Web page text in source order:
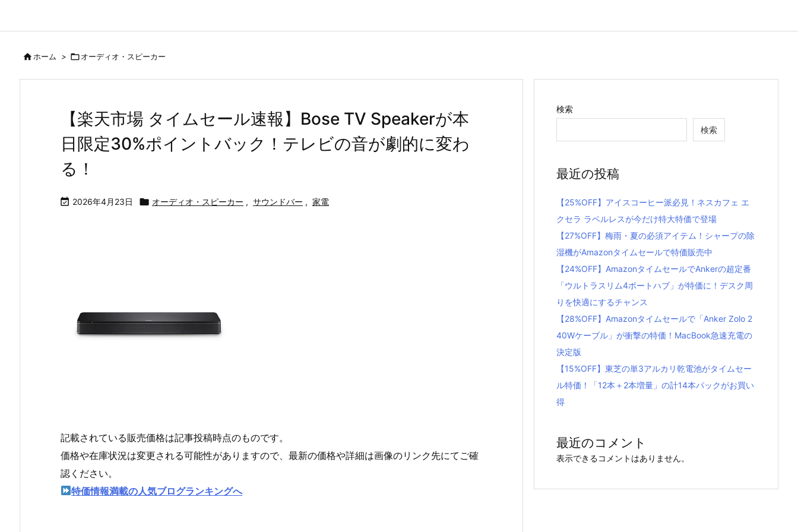
ホーム > オーディオ・スピーカー
【楽天市場 タイムセール速報】Bose TV Speakerが本
日限定30%ポイントバック！テレビの音が劇的に変わ
る！
 2026年4月23日  オーディオ・スピーカー , サウンドバー , 家電
記載されている販売価格は記事投稿時点のものです。
価格や在庫状況は変更される可能性がありますので、最新の価格や詳細は画像のリンク先にてご確
認ください。
特価情報満載の人気ブログランキングへ
検索
検索
最近の投稿
【25%OFF】アイスコーヒー派必見！ネスカフェ エ
クセラ ラベルレスが今だけ特大特価で登場
【27%OFF】梅雨・夏の必須アイテム！シャープの除
湿機がAmazonタイムセールで特価販売中
【24%OFF】AmazonタイムセールでAnkerの超定番
「ウルトラスリム4ポートハブ」が特価に！デスク周
りを快適にするチャンス
【28%OFF】Amazonタイムセールで「Anker Zolo 2
40Wケーブル」が衝撃の特価！MacBook急速充電の
決定版
【15%OFF】東芝の単3アルカリ乾電池がタイムセー
ル特価！「12本＋2本増量」の計14本パックがお買い
得
最近のコメント
表示できるコメントはありません。